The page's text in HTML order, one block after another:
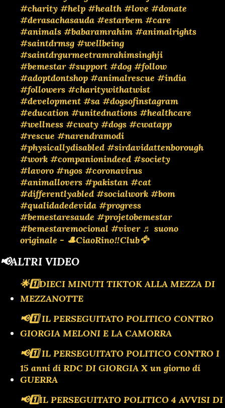
#charity #help #health #love #donate
#derasachasauda #estarbem #care
#animals #babaramrahim #animalrights
#saintdrmsg #wellbeing
#saintdrgurmeetramrahimsinghji
#bemestar #support #dog #follow
#adoptdontshop #animalrescue #india
#followers #charitywithatwist
#development #sa #dogsofinstagram
#education #unitednations #healthcare
#wellness #cwaty #dogs #cwatapp
#rescue #narendramodi
#physicallydisabled #sirdavidattenborough
#work #companionindeed #society
#lavoro #ngos #coronavirus
#animallovers #pakistan #cat
#differentlyabled #socialwork #bom
#qualidadedevida #progress
#bemestaresaude #projetobemestar
#bemestaremocional #viver ♬ suono
originale - 🎩CiaoRino‼️Club🦅
📢ALTRI VIDEO
🌟1️⃣DIECI MINUTI TIKTOK ALLA MEZZA DI
MEZZANOTTE
📢1️⃣ IL PERSEGUITATO POLITICO CONTRO
GIORGIA MELONI E LA CAMORRA
📢1️⃣ IL PERSEGUITATO POLITICO CONTRO I
15 anni di RDC DI GIORGIA X un giorno di
GUERRA
📢1️⃣IL PERSEGUITATO POLITICO 4 AVVISI DI